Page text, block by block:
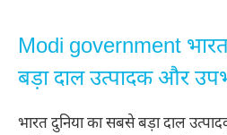
Modi government
बड़ा दाल उत्पादक और
भारत दुनिया का सबसे बड़ा दाल